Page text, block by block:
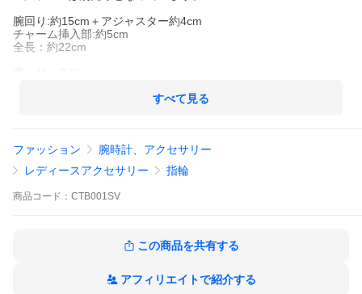
腕回り:約15cm＋アジャスター約4cm
チャーム挿入部:約5cm
全長：約22cm
に異なる繊細な作りとなっております。
また、着用後の返品は承りかねますので、ご了承ください。
※こちらの商品はパーツごとにお送りいたします。組み立てはお
客様ご自身で行っていただく形となっております。
すべて見る
ファッション
腕時計、アクセサリー
レディースアクセサリー
指輪
商品 コード： CTB001SV
この商品を共有する
アフィリエイトで紹介する